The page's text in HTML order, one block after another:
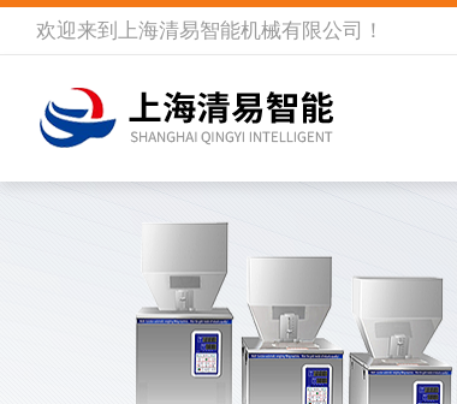
欢迎来到 上海清易智能机械有限公司 ！